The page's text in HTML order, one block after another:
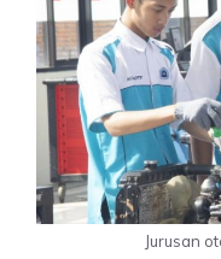
Jurusan